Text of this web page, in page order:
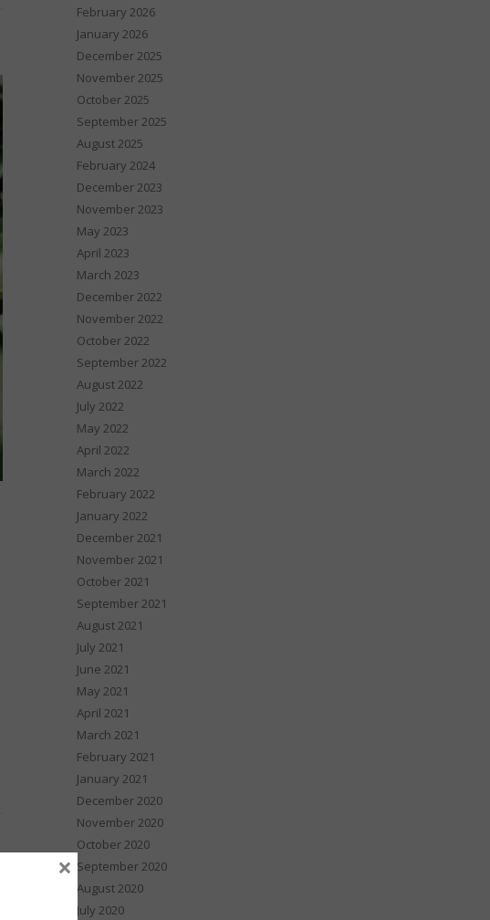
February 2026
January 2026
December 2025
November 2025
October 2025
September 2025
August 2025
February 2024
December 2023
November 2023
May 2023
April 2023
March 2023
December 2022
November 2022
October 2022
September 2022
August 2022
July 2022
May 2022
April 2022
March 2022
February 2022
January 2022
December 2021
November 2021
October 2021
September 2021
August 2021
July 2021
June 2021
May 2021
April 2021
March 2021
February 2021
January 2021
December 2020
November 2020
October 2020
September 2020
August 2020
July 2020
×